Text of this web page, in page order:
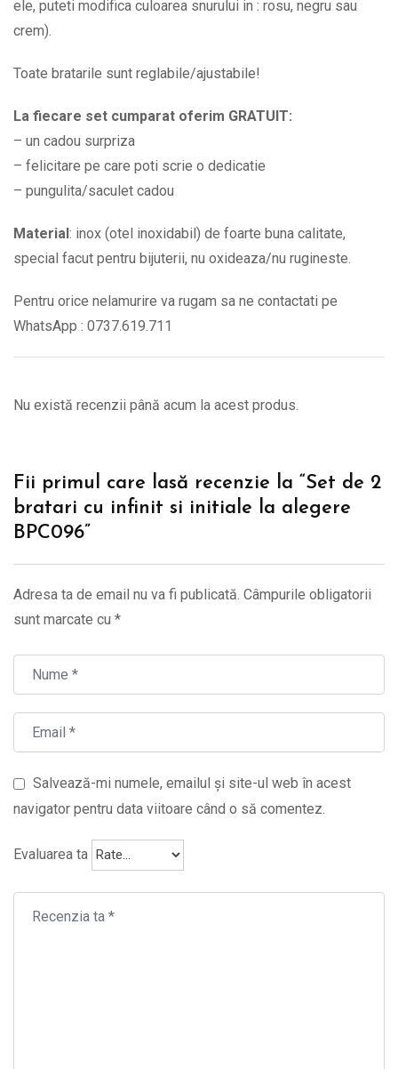
ele, puteti modifica culoarea snurului in : rosu, negru sau
crem).
Toate bratarile sunt reglabile/ajustabile!
La fiecare set cumparat oferim GRATUIT:
– un cadou surpriza
– felicitare pe care poti scrie o dedicatie
– pungulita/saculet cadou
Material : inox (otel inoxidabil) de foarte buna calitate,
special facut pentru bijuterii, nu oxideaza/nu rugineste.
Pentru orice nelamurire va rugam sa ne contactati pe
WhatsApp : 0737.619.711
Nu există recenzii până acum la acest produs.
Fii primul care lasă recenzie la “Set de 2
bratari cu infinit si initiale la alegere
BPC096”
Adresa ta de email nu va fi publicată. Câmpurile obligatorii
sunt marcate cu *
Salvează-mi numele, emailul și site-ul web în acest
navigator pentru data viitoare când o să comentez.
Evaluarea ta